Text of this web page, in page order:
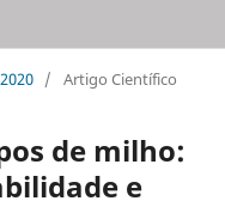
/ Artigo Científico
de milho:
e